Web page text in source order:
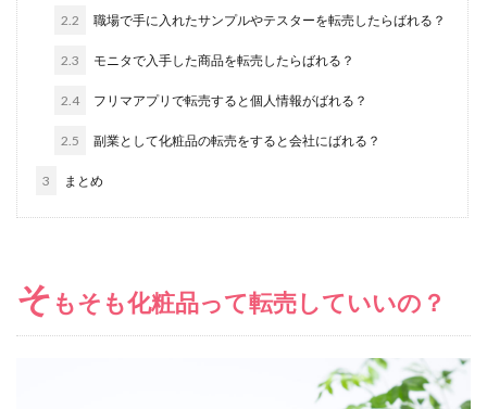
2.2 職場で手に入れたサンプルやテスターを転売したらばれる？
2.3 モニタで入手した商品を転売したらばれる？
2.4 フリマアプリで転売すると個人情報がばれる？
2.5 副業として化粧品の転売をすると会社にばれる？
3 まとめ
そ もそも化粧品って転売していいの？